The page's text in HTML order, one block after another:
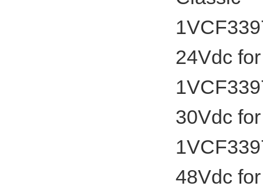
24Vdc
30Vdc
48Vdc